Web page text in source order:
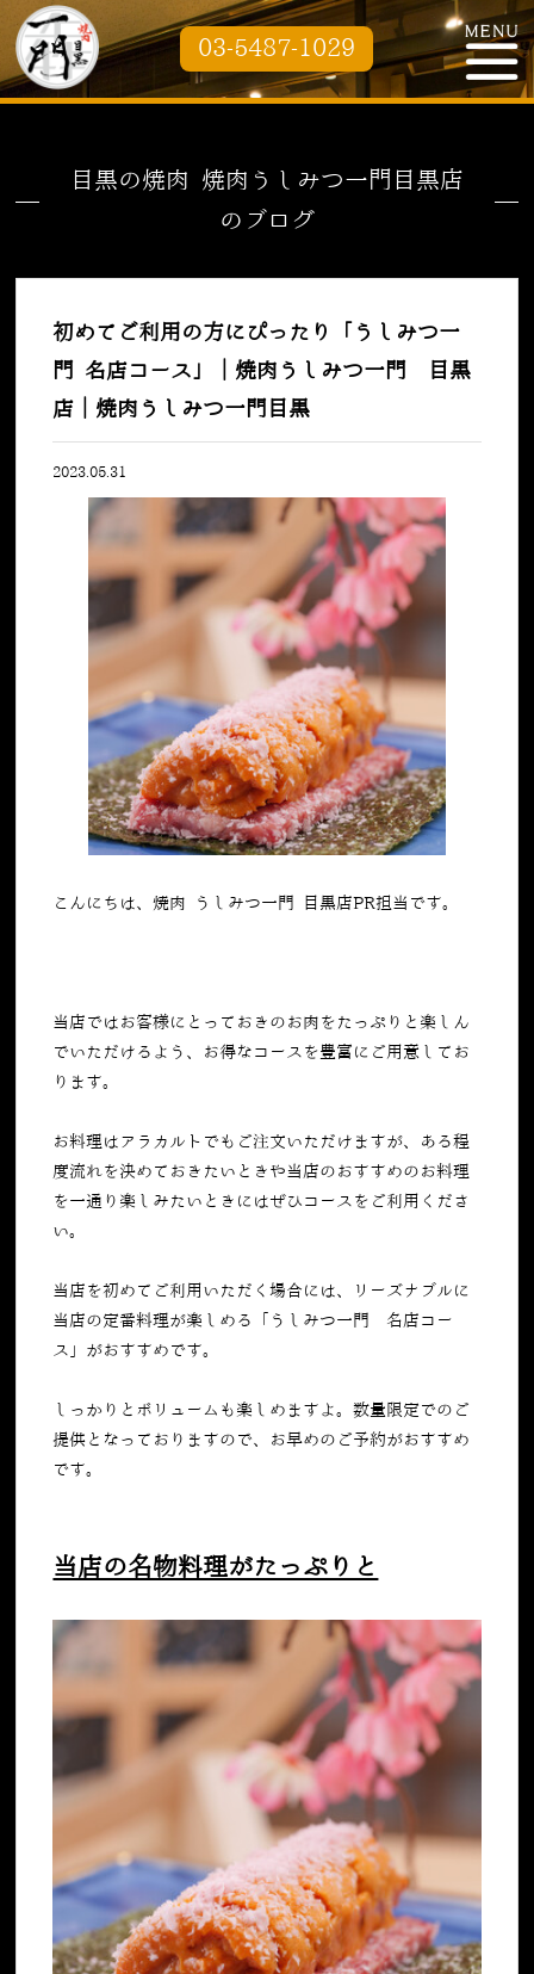
03-5487-1029
目黒の焼肉 焼肉うしみつ一門目黒店
のブログ
初めてご利用の方にぴったり「うしみつ一
門 名店コース」｜焼肉うしみつ一門 目黒
店｜焼肉うしみつ一門目黒
2023.05.31
こんにちは、焼肉 うしみつ一門 目黒店PR担当です。
当店ではお客様にとっておきのお肉をたっぷりと楽しん
でいただけるよう、お得なコースを豊富にご用意してお
ります。
お料理はアラカルトでもご注文いただけますが、ある程
度流れを決めておきたいときや当店のおすすめのお料理
を一通り楽しみたいときにはぜひコースをご利用くださ
い。
当店を初めてご利用いただく場合には、リーズナブルに
当店の定番料理が楽しめる「うしみつ一門 名店コー
ス」がおすすめです。
しっかりとボリュームも楽しめますよ。数量限定でのご
提供となっておりますので、お早めのご予約がおすすめ
です。
当店の名物料理がたっぷりと